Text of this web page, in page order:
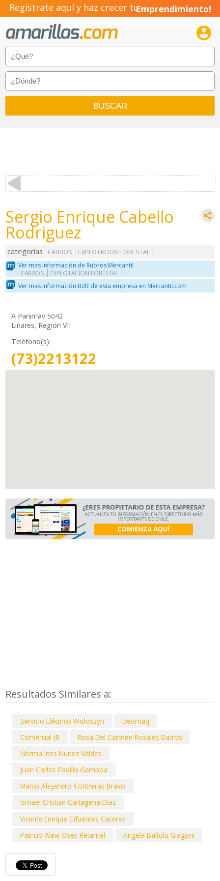
Regístrate aquí y haz crecer tuEmprendimiento!

Sergio Enrique Cabello
Rodriguez
categorías CARBON
EXPLOTACION FORESTAL
Ver mas información de Rubros Mercantil
CARBON EXPLOTACION FORESTAL
Ver mas información B2B de esta empresa en Mercantil.com
A Panimav 5042
Linares, Región VII
Teléfono(s):
(73)2213122
Resultados Similares a:
Servicio Eléctrico Woloszyn
Beomaq
Comercial JR
Rosa Del Carmen Rosales Barros
Norma Ines Nunez Valdes
Juan Carlos Padilla Gamboa
Marco Alejandro Contreras Bravo
Ismael Cristian Cartagena Diaz
Vicente Enrique Cifuentes Caceres
Patricio Alexi Oses Retamal
Angela Baltolu Giagoni